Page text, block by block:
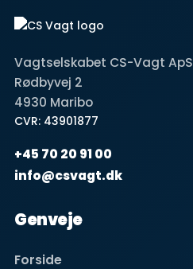
Vagtselskabet CS-Vagt ApS
Rødbyvej 2
4930 Maribo
CVR: 43901877
+45 70 20 91 00
info@csvagt.dk
Genveje
Forside